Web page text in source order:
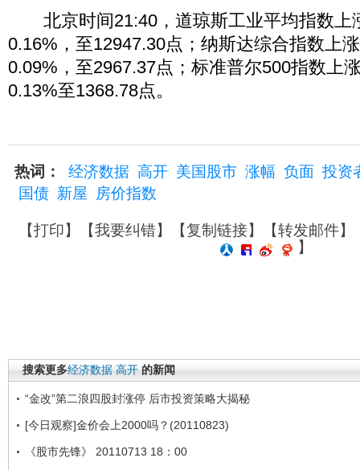
北京时间21:40，道琼斯工业平均指数上
0.16%，至12947.30点；纳斯达综合指数上
0.09%，至2967.37点；标准普尔500指数上
0.13%至1368.78点。
热词： 经济数据 高开 美国股市 涨幅 负面 投资
国债 新屋 房价指数
【打印】【我要纠错】【复制链接】【转发邮件】
】
搜索更多经济数据 高开 的新闻
“金改”第二浪四股封涨停 后市投资策略大揭秘
[今日观察]金价会上2000吗？(20110823)
《股市先锋》 20110713 18：00